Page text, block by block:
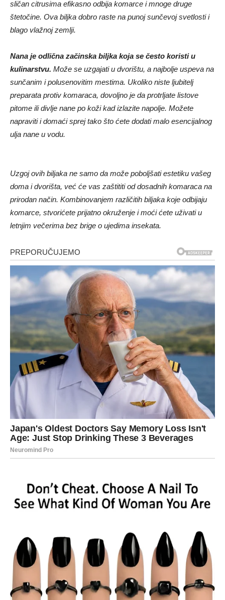
sličan citrusima efikasno odbija komarce i mnoge druge
štetočine. Ova biljka dobro raste na punoj sunčevoj svetlosti i
blago vlažnoj zemlji.
Nana je odlična začinska biljka koja se često koristi u
kulinarstvu. Može se uzgajati u dvorištu, a najbolje uspeva na
sunčanim i polusenovitim mestima. Ukoliko niste ljubitelj
preparata protiv komaraca, dovoljno je da protrljate listove
pitome ili divlje nane po koži kad izlazite napolje. Možete
napraviti i domaći sprej tako što ćete dodati malo esencijalnog
ulja nane u vodu.
Uzgoj ovih biljaka ne samo da može poboljšati estetiku vašeg
doma i dvorišta, već će vas zaštititi od dosadnih komaraca na
prirodan način. Kombinovanjem različitih biljaka koje odbijaju
komarce, stvorićete prijatno okruženje i moći ćete uživati u
letnjim večerima bez brige o ujedima insekata.